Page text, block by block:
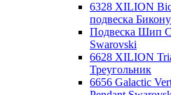
6328 XILION
подвеска
Подвеска Шип
Swarovski
6628 XILION
Треугольник
6656 Galactic